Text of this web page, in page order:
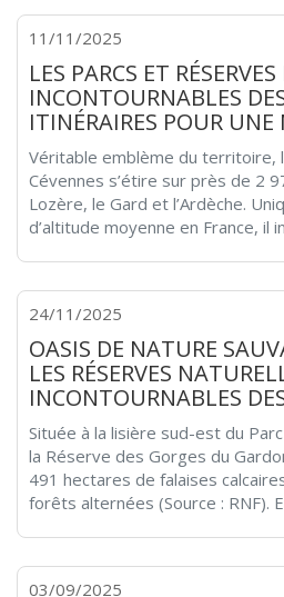
11/11/2025
LES PARCS ET
INCONTOURNABLES
ITINÉRAIRES POUR
Véritable emblème du territoire,
Cévennes s’étire sur près de 2
Lozère, le Gard et l’Ardèche.
d’altitude moyenne en France, il
24/11/2025
OASIS DE NATURE
LES RÉSERVES
INCONTOURNABLES
Située à la lisière sud-est du
la Réserve des Gorges du
491 hectares de falaises
forêts alternées (Source : RNF).
03/09/2025